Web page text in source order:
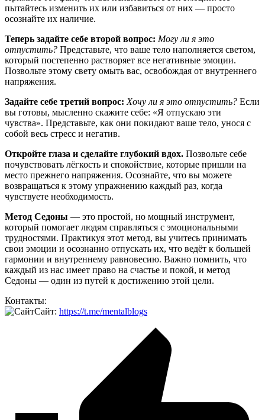
пытайтесь изменить их или избавиться от них — просто
осознайте их наличие.
Теперь задайте себе второй вопрос: Могу ли я это
отпустить? Представьте, что ваше тело наполняется светом,
который постепенно растворяет все негативные эмоции.
Позвольте этому свету омыть вас, освобождая от внутреннего
напряжения.
Задайте себе третий вопрос: Хочу ли я это отпустить? Если
вы готовы, мысленно скажите себе: «Я отпускаю эти
чувства». Представьте, как они покидают ваше тело, унося с
собой весь стресс и негатив.
Откройте глаза и сделайте глубокий вдох. Позвольте себе
почувствовать лёгкость и спокойствие, которые пришли на
место прежнего напряжения. Осознайте, что вы можете
возвращаться к этому упражнению каждый раз, когда
чувствуете необходимость.
Метод Седоны — это простой, но мощный инструмент,
который помогает людям справляться с эмоциональными
трудностями. Практикуя этот метод, вы учитесь принимать
свои эмоции и осознанно отпускать их, что ведёт к большей
гармонии и внутреннему равновесию. Важно помнить, что
каждый из нас имеет право на счастье и покой, и метод
Седоны — один из путей к достижению этой цели.
Контакты:
Сайт: https://t.me/mentalblogs